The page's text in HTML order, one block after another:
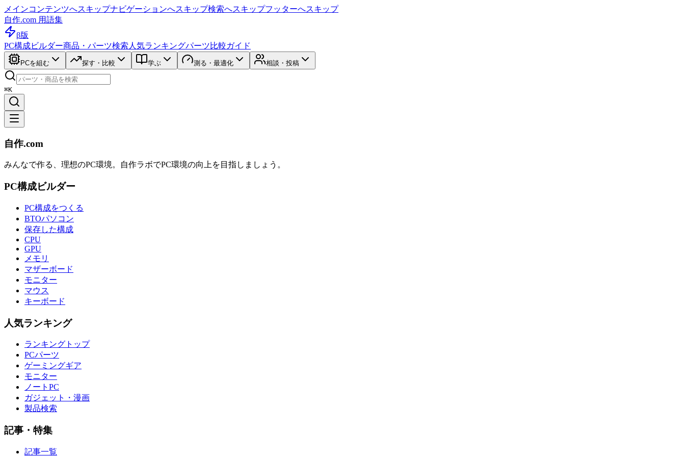
メインコンテンツへスキップナビゲーションへスキップ検索へスキップフッターへスキップ
自作.com 用語集
β版
PC構成ビルダー商品・パーツ検索 人気ランキングパーツ比較ガイド
PCを組む 探す・比較 学ぶ 測る・最適化 相談・投稿
⌘K
自作.com
みんなで作る、理想のPC環境。 自作ラボでPC環境の向上を目指しましょう。
PC構成ビルダー
PC構成をつくる
BTOパソコン
保存した構成
CPU
GPU
メモリ
マザーボード
モニター
マウス
キーボード
人気ランキング
ランキングトップ
PCパーツ
ゲーミングギア
モニター
ノートPC
ガジェット・漫画
製品検索
記事・特集
記事一覧